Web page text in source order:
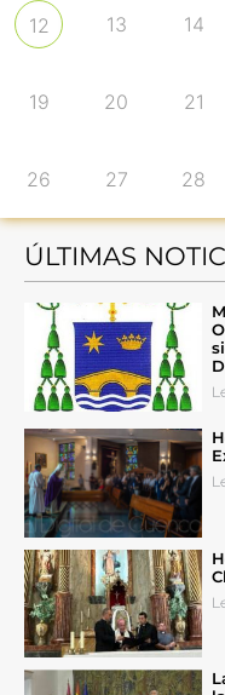
12 13 14
19 20 21
26 27 28
ÚLTIMAS